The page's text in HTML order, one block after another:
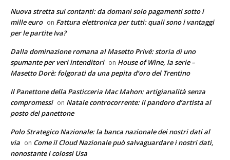
Nuova stretta sui contanti: da domani solo pagamenti sotto i
mille euro on Fattura elettronica per tutti: quali sono i vantaggi
per le partite Iva?
Dalla dominazione romana al Masetto Privé: storia di uno
spumante per veri intenditori on House of Wine, la serie –
Masetto Dorè: folgorati da una pepita d’oro del Trentino
Il Panettone della Pasticceria Mac Mahon: artigianalità senza
compromessi on Natale controcorrente: il pandoro d’artista al
posto del panettone
Polo Strategico Nazionale: la banca nazionale dei nostri dati al
via on Come il Cloud Nazionale può salvaguardare i nostri dati,
nonostante i colossi Usa